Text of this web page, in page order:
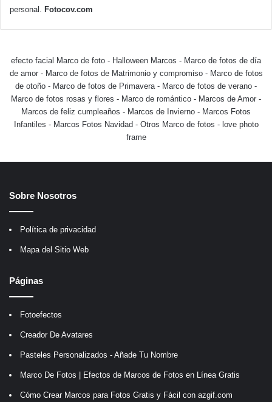
personal.
Fotocov.com
efecto facial Marco de foto - Halloween Marcos - Marco de fotos de día
de amor- Marco de fotos de Matrimonio y compromiso- Marco de fotos
de otoño - Marco de fotos de Primavera - Marco de fotos de verano -
Marco de fotos rosas y flores - Marco de romántico - Marcos de Amor -
Marcos de feliz cumpleaños - Marcos de Invierno - Marcos Fotos
Infantiles - Marcos Fotos Navidad - Otros Marco de fotos - love photo
frame
Sobre Nosotros
Política de privacidad
Mapa del Sitio Web
Páginas
Fotoefectos
Creador De Avatares
Pasteles Personalizados - Añade Tu Nombre
Marco De Fotos | Efectos de Marcos de Fotos en Línea Gratis
Cómo Crear Marcos para Fotos Gratis y Fácil con azgif.com